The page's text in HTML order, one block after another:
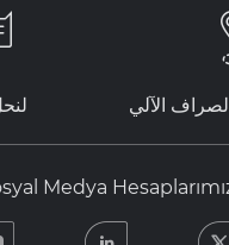
الآلي
Medya
twitter
linkedin